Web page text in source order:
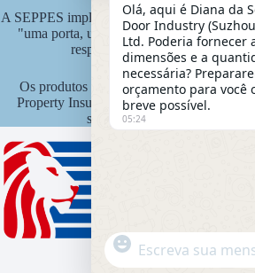
A SEPPES implementa o novo padrão de
"uma porta, um pátio, serviço vitalício"
responsabilidade vitalícia do
Os produtos SEPPES são segurados pela
Property Insurance Company da China
seguro de 15 milhões de yuans.
Olá, aqui é Diana da
Door Industry
Ltd. Poderia fornecer
dimensões e a
necessária?
orçamento para você
breve possível.
05:24
"
+
Mensagem do